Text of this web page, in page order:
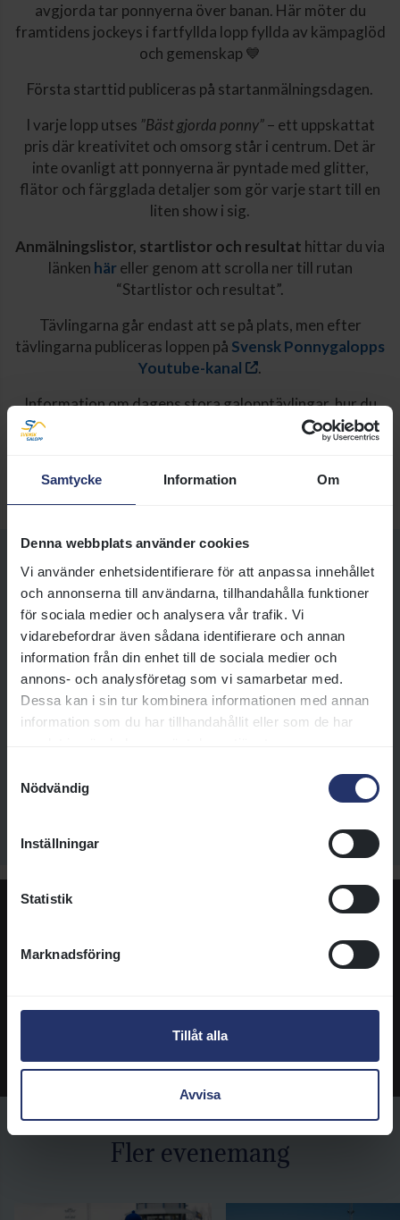
Samtycke Information Om
Denna webbplats använder cookies
Vi använder enhetsidentifierare för att anpassa innehållet
och annonserna till användarna, tillhandahålla funktioner
för sociala medier och analysera vår trafik. Vi
vidarebefordrar även sådana identifierare och annan
information från din enhet till de sociala medier och
annons- och analysföretag som vi samarbetar med.
Dessa kan i sin tur kombinera informationen med annan
information som du har tillhandahållit eller som de har
Nödvändig
Inställningar
Statistik
Marknadsföring
Tillåt alla
Avvisa
avgjorda tar ponnyerna över banan. Här möter du
framtidens jockeys i fartfyllda lopp fyllda av kämpaglöd
och gemenskap 💙
Första starttid publiceras på startanmälningsdagen.
I varje lopp utses ”Bäst gjorda ponny”– ett uppskattat
pris där kreativitet och omsorg står i centrum. Det är
inte ovanligt att ponnyerna är pyntade med glitter,
flätor och färgglada detaljer som gör varje start till en
liten show i sig.
Anmälningslistor, startlistor och resultat hittar du via
länken häreller genom att scrolla ner till rutan
“Startlistor och resultat”.
Tävlingarna går endast att se på plats, men efter
tävlingarna publiceras loppen på Svensk Ponnygalopps
Youtube-kanal
.
Information om dagens stora galopptävlingar, hur du
hittar till Göteborg och vilka serveringar som håller
Taggar:Ponnygalopp
Ponnygaloppens tävlingar och resultat
Här hittar du alla datum då vi
tävlar i ponnygalopp,
propositioner till lopp, sista
anmälningsdag, meddelande till
ryttare och tränare samt resultat
Läs mer
Fler evenemang